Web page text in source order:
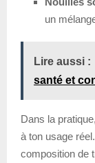
un
Lire aussi :
santé et
Dans la
à ton usage
composition de